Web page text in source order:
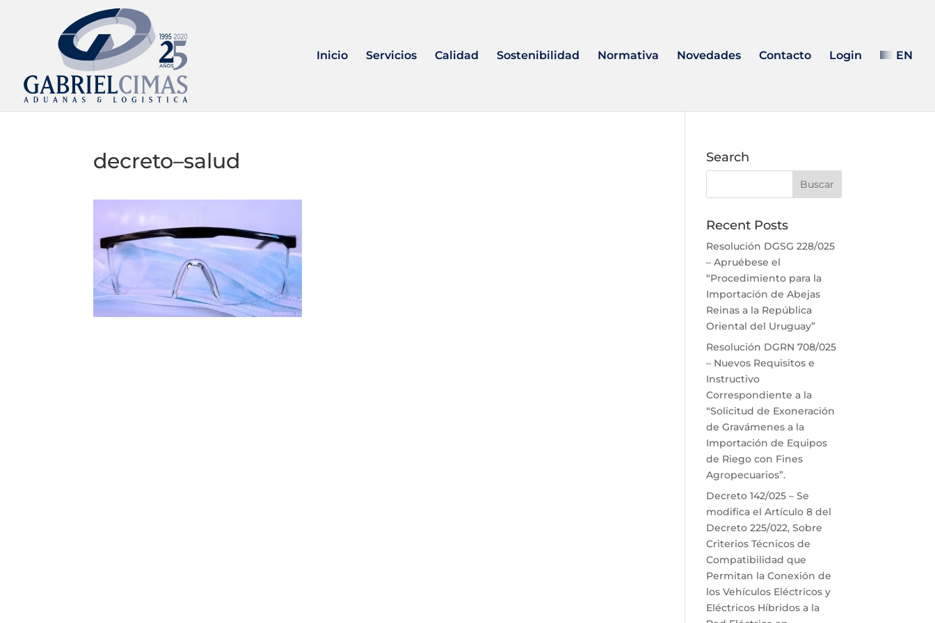
Inicio Servicios Calidad Sostenibilidad Normativa Novedades Contacto Login EN
decreto–salud Search
Recent Posts
Resolución DGSG 228/025
– Apruébese el
“Procedimiento para la
Importación de Abejas
Reinas a la República
Oriental del Uruguay”
Resolución DGRN 708/025
– Nuevos Requisitos e
Instructivo
Correspondiente a la
“Solicitud de Exoneración
de Gravámenes a la
Importación de Equipos
de Riego con Fines
Agropecuarios”.
Decreto 142/025 – Se
modifica el Artículo 8 del
Decreto 225/022, Sobre
Criterios Técnicos de
Compatibilidad que
Permitan la Conexión de
los Vehículos Eléctricos y
Eléctricos Híbridos a la